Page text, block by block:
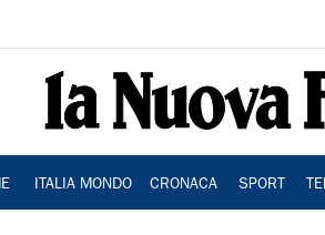
ITALIA MONDO CRONACA SPORT